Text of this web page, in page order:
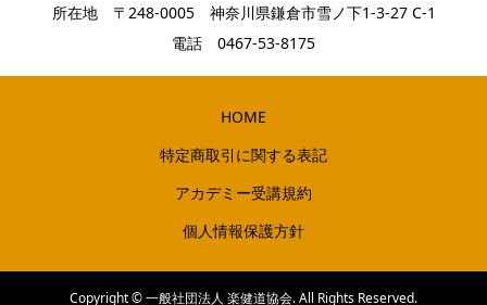
所在地 〒248-0005 神奈川県鎌倉市雪ノ下1-3-27 C-1
電話 0467-53-8175
HOME
特定商取引に関する表記
アカデミー受講規約
個人情報保護方針
Copyright ©一般社団法人 楽健道協会. All Rights Reserved.